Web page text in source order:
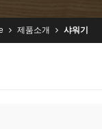
제품소개 샤워기